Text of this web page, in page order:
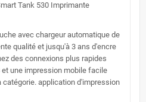
Tank 530 Imprimante
avec chargeur automatique de
qualité et jusqu'à 3 ans d'encre
des connexions plus rapides
et une impression mobile facile
catégorie. application d'impression